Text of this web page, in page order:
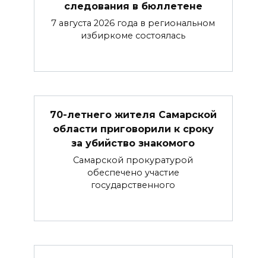
следования в бюллетене
7 августа 2026 года в региональном
избиркоме состоялась
70-летнего жителя Самарской
области приговорили к сроку
за убийство знакомого
Самарской прокуратурой
обеспечено участие
государственного